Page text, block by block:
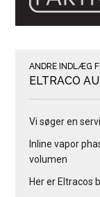
ANDRE INDLÆG
ELTRACO
Vi søger en
Inline vapor
volumen
Her er Eltracos